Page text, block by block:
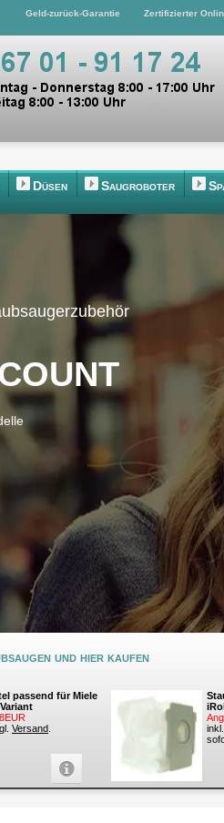
Geld-zurück-Garantie Zertifizierter
Düsen Saugroboter
und hier kaufen
passend für Miele
Versand